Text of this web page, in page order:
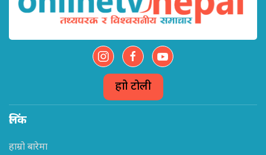
हाम्रो टोली
लिंक
हाम्रो बारेमा